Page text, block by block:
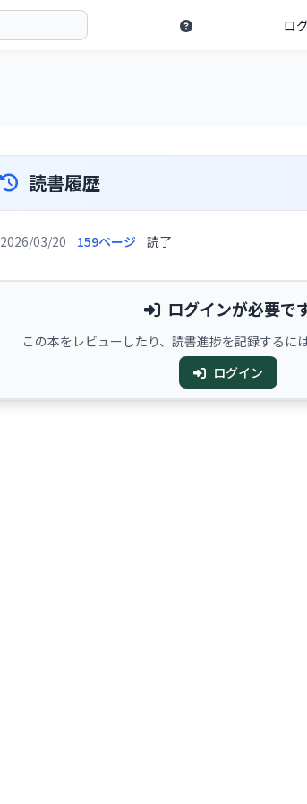
ロ
読書履歴
2026/03/20 159ページ 読了
ログインが必要で
この本をレビューしたり、読書進捗を記録するに
ログイン